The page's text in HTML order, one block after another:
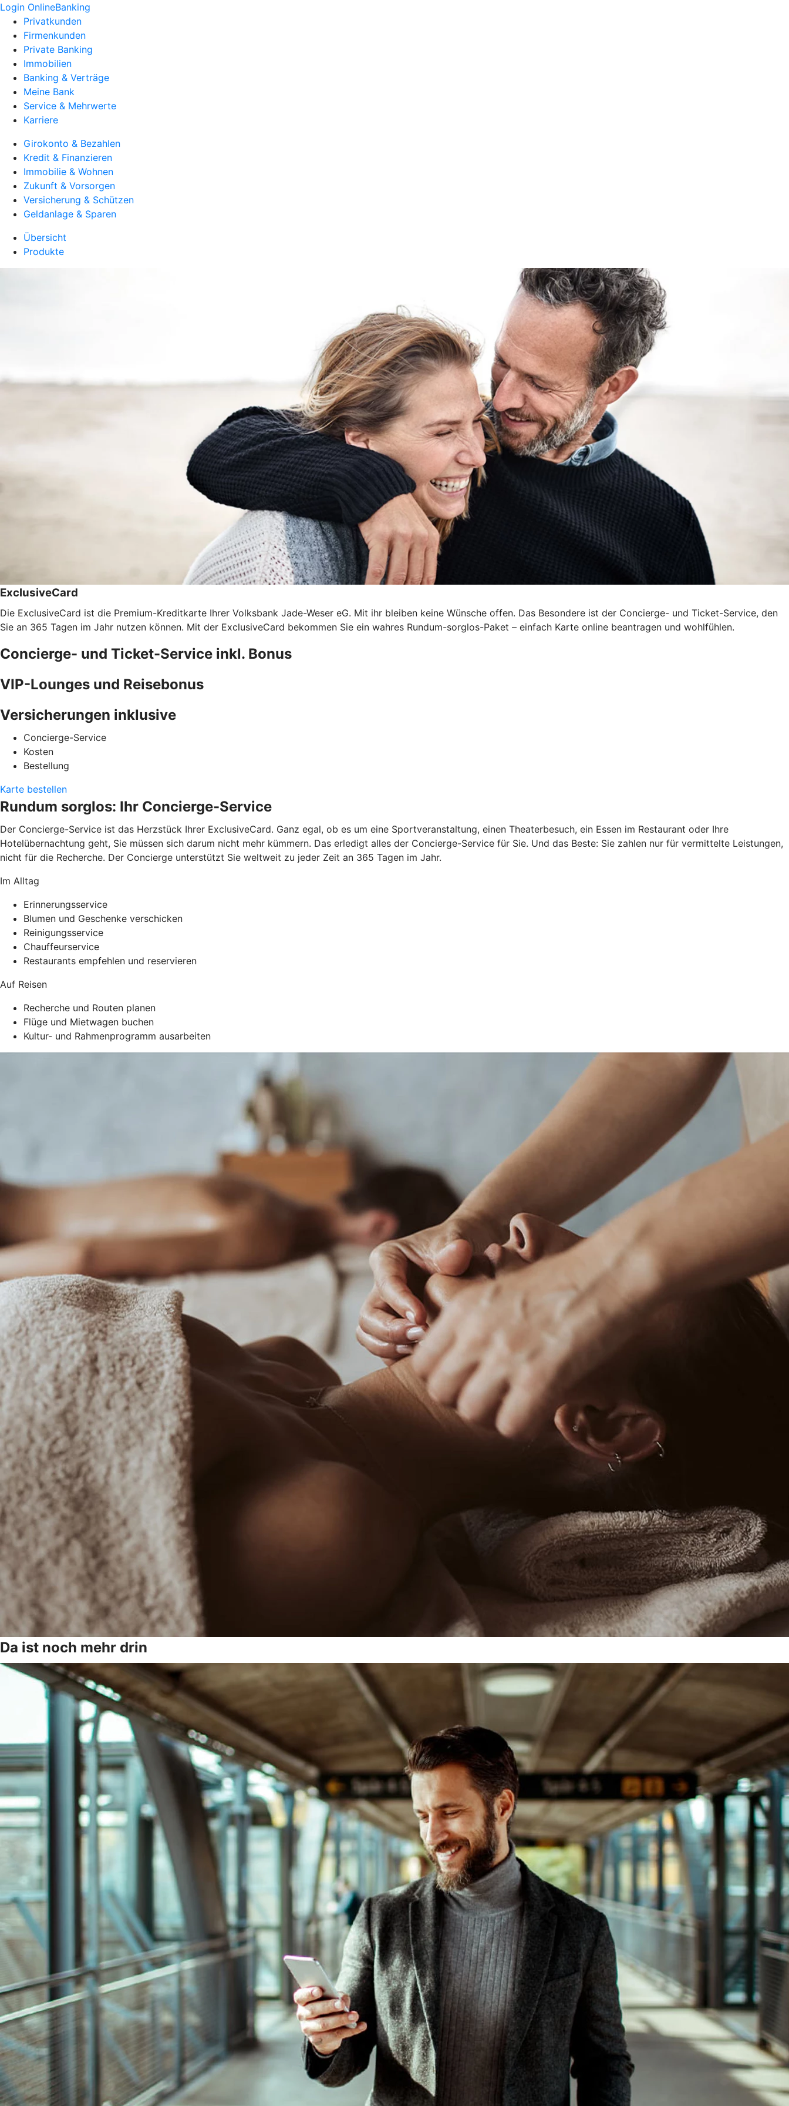
Login OnlineBanking
Privatkunden
Firmenkunden
Private Banking
Immobilien
Banking & Verträge
Meine Bank
Service & Mehrwerte
Karriere
Girokonto & Bezahlen
Kredit & Finanzieren
Immobilie & Wohnen
Zukunft & Vorsorgen
Versicherung & Schützen
Geldanlage & Sparen
Übersicht
Produkte
ExclusiveCard
Die ExclusiveCard ist die Premium-Kreditkarte Ihrer Volksbank Jade-Weser eG. Mit ihr bleiben keine Wünsche offen. Das Besondere ist der Concierge- und Ticket-Service, den
Sie an 365 Tagen im Jahr nutzen können. Mit der ExclusiveCard bekommen Sie ein wahres Rundum-sorglos-Paket – einfach Karte online beantragen und wohlfühlen.
Concierge- und Ticket-Service inkl. Bonus
VIP-Lounges und Reisebonus
Versicherungen inklusive
Concierge-Service
Kosten
Bestellung
Karte bestellen
Rundum sorglos: Ihr Concierge-Service
Der Concierge-Service ist das Herzstück Ihrer ExclusiveCard. Ganz egal, ob es um eine Sportveranstaltung, einen Theaterbesuch, ein Essen im Restaurant oder Ihre
Hotelübernachtung geht, Sie müssen sich darum nicht mehr kümmern. Das erledigt alles der Concierge-Service für Sie. Und das Beste: Sie zahlen nur für vermittelte Leistungen,
nicht für die Recherche. Der Concierge unterstützt Sie weltweit zu jeder Zeit an 365 Tagen im Jahr.
Im Alltag
Erinnerungsservice
Blumen und Geschenke verschicken
Reinigungsservice
Chauffeurservice
Restaurants empfehlen und reservieren
Auf Reisen
Recherche und Routen planen
Flüge und Mietwagen buchen
Kultur- und Rahmenprogramm ausarbeiten
Da ist noch mehr drin